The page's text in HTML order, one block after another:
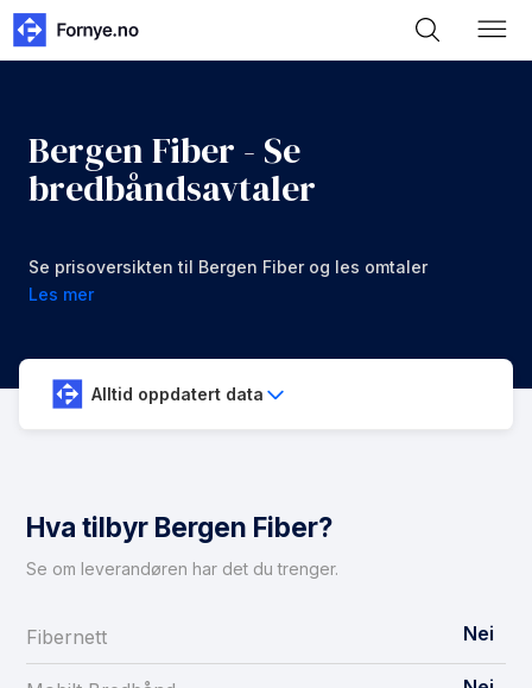
Bergen Fiber - Se
bredbåndsavtaler
Se prisoversikten til Bergen Fiber og les omtaler
Les mer
Alltid oppdatert data
Hva tilbyr Bergen Fiber?
Se om leverandøren har det du trenger.
Fibernett Nei